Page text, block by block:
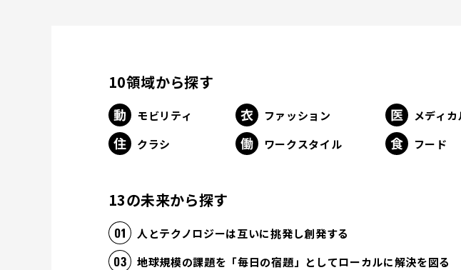
10領域から探す
モビリティ ファッション メディカ
クラシ
ワークスタイル フード
13の未来から探す
人とテクノロジーは互いに挑発し創発する
地球規模の課題を「毎日の宿題」としてローカルに解決を図る